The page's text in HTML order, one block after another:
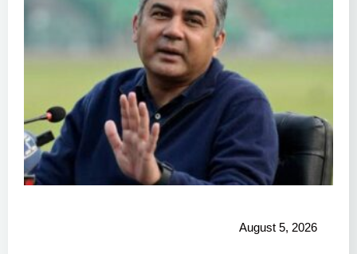
August 5, 2026